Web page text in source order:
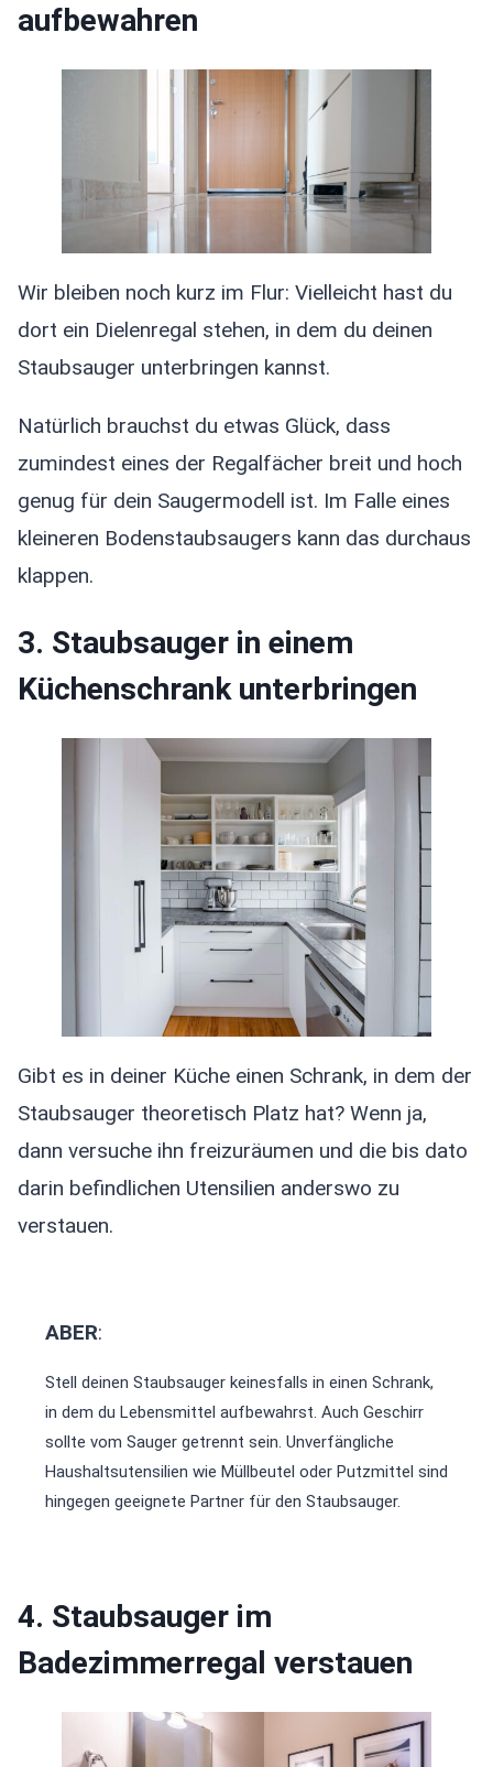
aufbewahren
Wir bleiben noch kurz im Flur: Vielleicht hast du
dort ein Dielenregal stehen, in dem du deinen
Staubsauger unterbringen kannst.
Natürlich brauchst du etwas Glück, dass
zumindest eines der Regalfächer breit und hoch
genug für dein Saugermodell ist. Im Falle eines
kleineren Bodenstaubsaugers kann das durchaus
klappen.
3. Staubsauger in einem
Küchenschrank unterbringen
Gibt es in deiner Küche einen Schrank, in dem der
Staubsauger theoretisch Platz hat? Wenn ja,
dann versuche ihn freizuräumen und die bis dato
darin befindlichen Utensilien anderswo zu
verstauen.
ABER:
Stell deinen Staubsauger keinesfalls in einen Schrank,
in dem du Lebensmittel aufbewahrst. Auch Geschirr
sollte vom Sauger getrennt sein. Unverfängliche
Haushaltsutensilien wie Müllbeutel oder Putzmittel sind
hingegen geeignete Partner für den Staubsauger.
4. Staubsauger im
Badezimmerregal verstauen